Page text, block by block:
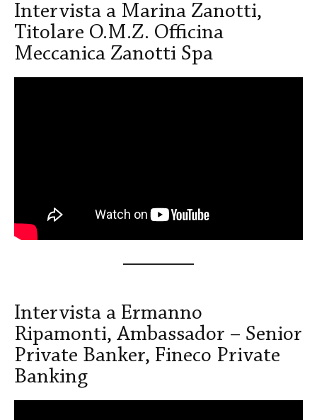
Intervista a Marina Zanotti,
Titolare O.M.Z. Officina
Meccanica Zanotti Spa
Intervista a Ermanno
Ripamonti, Ambassador – Senior
Private Banker, Fineco Private
Banking